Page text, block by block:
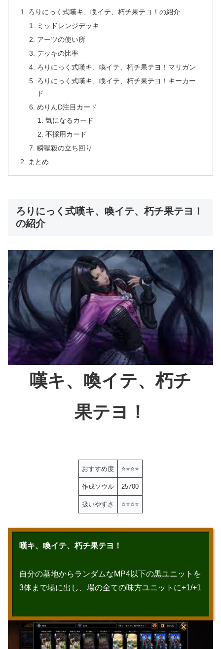
ろりにっく式嘆キ、喚イテ、朽チ果テヨ！の紹介
ミッドレンジデッキ
アーツの使い所
デッキの比率
ろりにっく式嘆キ、喚イテ、朽チ果テヨ！マリガン
ろりにっく式嘆キ、喚イテ、朽チ果テヨ！キーカー
ド
めりんD注目カード
気になるカード
不採用カード
瞬獄殺の立ち回り
まとめ
ろりにっく式嘆キ、喚イテ、朽チ果テヨ！
の紹介
嘆キ、喚イテ、朽チ
果テヨ！
おすすめ度 ⭐️⭐️⭐️⭐️
作成ソウル 25700
扱いやすさ ⭐️⭐️⭐️⭐️
嘆キ、喚イテ、朽チ果テヨ！
自分の墓地からランダムなMP4以下の黒ユニットを
3体まで場に出し、場の全ての味方ユニットに+1/+1